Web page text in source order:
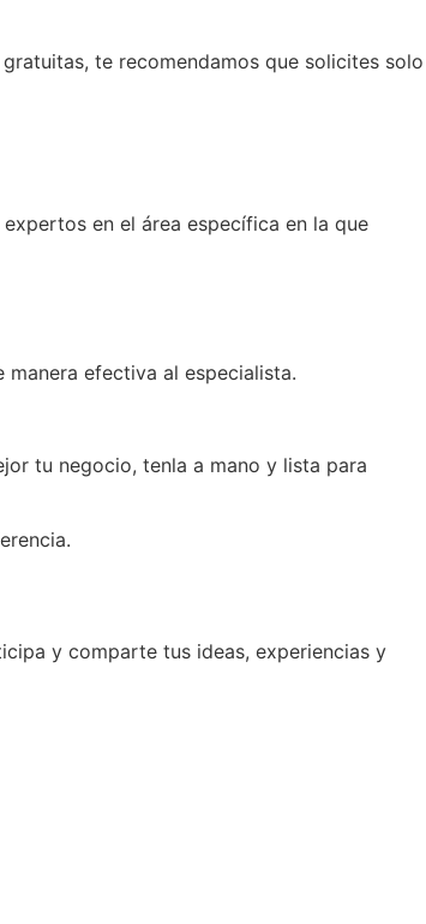
te recomendamos que solicites solo
en el área específica en la que
manera efectiva al especialista.
tu negocio, tenla a mano y lista para
y comparte tus ideas, experiencias y